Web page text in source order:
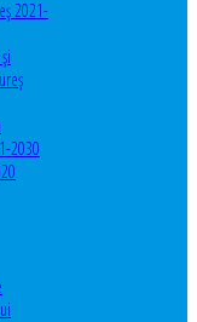
2021-
2030